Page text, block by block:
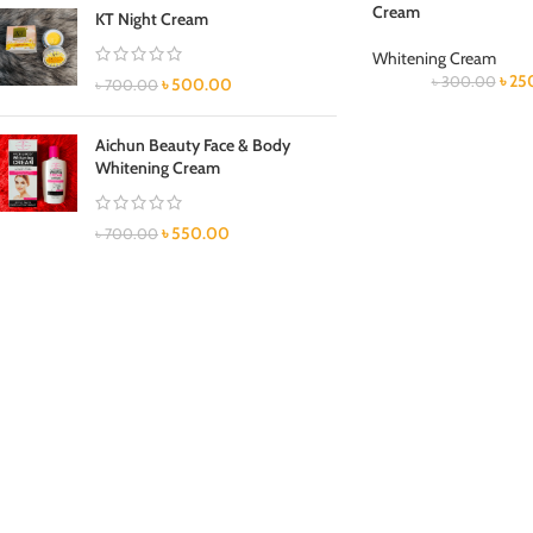
KT Night Cream
৳700.00 ৳500.00
Aichun Beauty Face & Body
Whitening Cream
৳700.00 ৳550.00
Cream
Whitening Cream
৳300.00 ৳